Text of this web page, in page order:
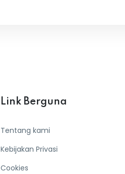
Link Berguna
Tentang kami
Kebijakan Privasi
Cookies